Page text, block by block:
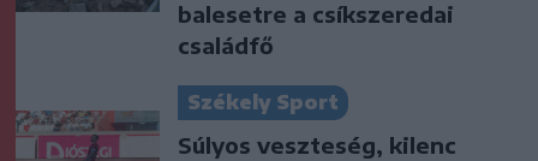
balesetre a csíkszeredai
családfő
Székely Sport
Súlyos veszteség, kilenc